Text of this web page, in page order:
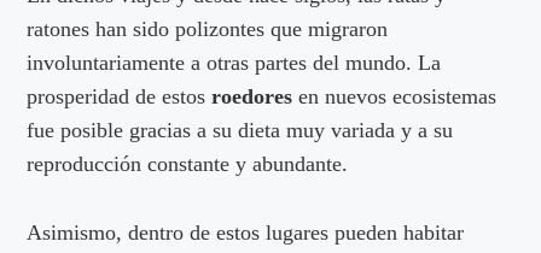
ratones han sido polizontes que migraron
involuntariamente a otras partes del mundo. La
prosperidad de estosroedores en nuevos ecosistemas
fue posible gracias a su dieta muy variada y a su
reproducción constante y abundante.
Asimismo, dentro de estos lugares pueden habitar